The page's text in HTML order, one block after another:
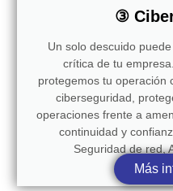
③
Un solo descuido
crítica de tu
protegemos tu operación
ciberseguridad,
operaciones frente a
continuidad y
Seguridad de red,
Más